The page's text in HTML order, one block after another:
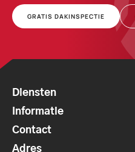
GRATIS DAKINSPECTIE
Diensten
Informatie
Contact
Adres